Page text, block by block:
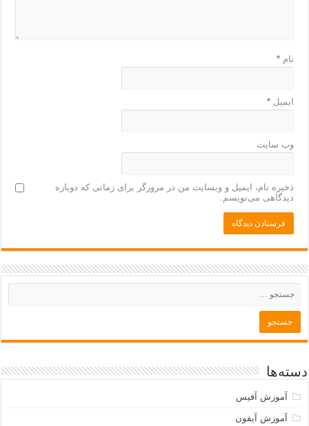
نام*
ایمیل*
وب‌ سایت
ذخیره نام، ایمیل و وبسایت من در مرورگر برای زمانی که دوباره
دیدگاهی می‌نویسم.
دسته‌ها
آموزش آفیس
آموزش آیفون